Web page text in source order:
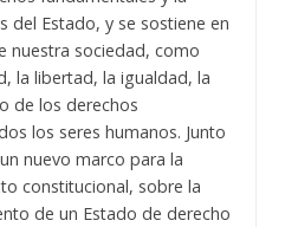
del Estado, y se sostiene en
nuestra sociedad, como
la libertad, la igualdad, la
de los derechos
los seres humanos. Junto
nuevo marco para la
constitucional, sobre la
de un Estado de derecho